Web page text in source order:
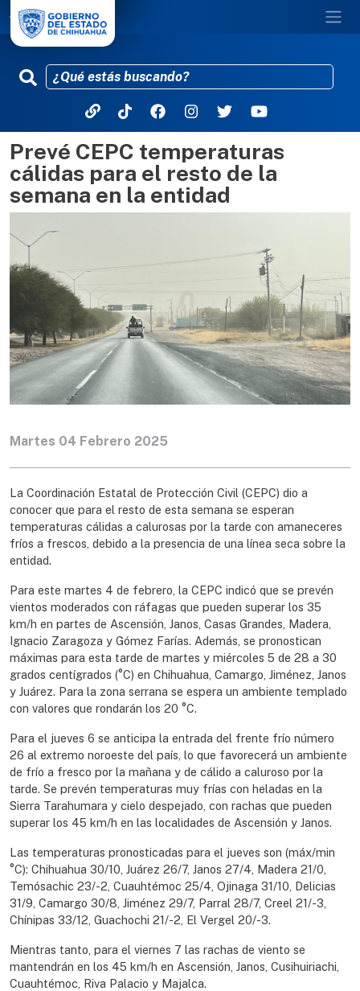
Pasar al contenido principal
Prevé CEPC temperaturas
cálidas para el resto de la
semana en la entidad
Martes 04 Febrero 2025
La Coordinación Estatal de Protección Civil (CEPC) dio a
conocer que para el resto de esta semana se esperan
temperaturas cálidas a calurosas por la tarde con amaneceres
fríos a frescos, debido a la presencia de una línea seca sobre la
entidad.
Para este martes 4 de febrero, la CEPC indicó que se prevén
vientos moderados con ráfagas que pueden superar los 35
km/h en partes de Ascensión, Janos, Casas Grandes, Madera,
Ignacio Zaragoza y Gómez Farías. Además, se pronostican
máximas para esta tarde de martes y miércoles 5 de 28 a 30
grados centígrados (°C) en Chihuahua, Camargo, Jiménez, Janos
y Juárez. Para la zona serrana se espera un ambiente templado
con valores que rondarán los 20 °C.
Para el jueves 6 se anticipa la entrada del frente frío número
26 al extremo noroeste del país, lo que favorecerá un ambiente
de frío a fresco por la mañana y de cálido a caluroso por la
tarde. Se prevén temperaturas muy frías con heladas en la
Sierra Tarahumara y cielo despejado, con rachas que pueden
superar los 45 km/h en las localidades de Ascensión y Janos.
Las temperaturas pronosticadas para el jueves son (máx/min
°C): Chihuahua 30/10, Juárez 26/7, Janos 27/4, Madera 21/0,
Temósachic 23/-2, Cuauhtémoc 25/4, Ojinaga 31/10, Delicias
31/9, Camargo 30/8, Jiménez 29/7, Parral 28/7, Creel 21/-3,
Chínipas 33/12, Guachochi 21/-2, El Vergel 20/-3.
Mientras tanto, para el viernes 7 las rachas de viento se
mantendrán en los 45 km/h en Ascensión, Janos, Cusihuiriachi,
Cuauhtémoc, Riva Palacio y Majalca.